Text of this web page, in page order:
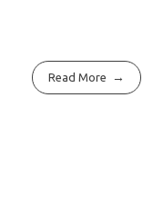
Read More